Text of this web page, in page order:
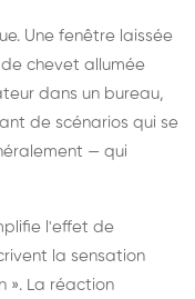
Une fenêtre laissée
chevet allumée
dans un bureau,
de scénarios qui se
— qui
l'effet de
la sensation
». La réaction